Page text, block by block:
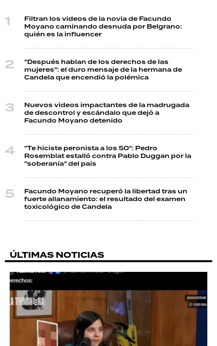
Filtran los videos de la novia de Facundo
Moyano caminando desnuda por Belgrano:
quién es la influencer
"Después hablan de los derechos de las
mujeres": el duro mensaje de la hermana de
Candela que encendió la polémica
Nuevos videos impactantes de la madrugada
de descontrol y escándalo que dejó a
Facundo Moyano detenido
"Te hiciste peronista a los 50": Pedro
Rosemblat estalló contra Pablo Duggan por la
"soberanía" del país
Facundo Moyano recuperó la libertad tras un
fuerte allanamiento: el resultado del examen
toxicológico de Candela
ÚLTIMAS NOTICIAS